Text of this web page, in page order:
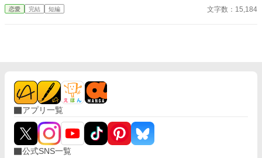
かけに月鈴の運命は大きく動き出す。 冷酷と恐れられる皇帝が、
なぜか彼女だけには甘すぎて――。
恋愛 完結 短編 文字数：15,184
アプリ一覧
公式SNS一覧